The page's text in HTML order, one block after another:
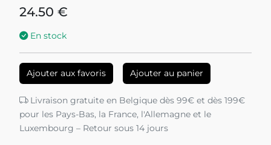
24.50 €
En stock
Ajouter aux favoris Ajouter au panier
Livraison gratuite en Belgique dès 99€ et dès 199€
pour les Pays-Bas, la France, l'Allemagne et le
Luxembourg – Retour sous 14 jours